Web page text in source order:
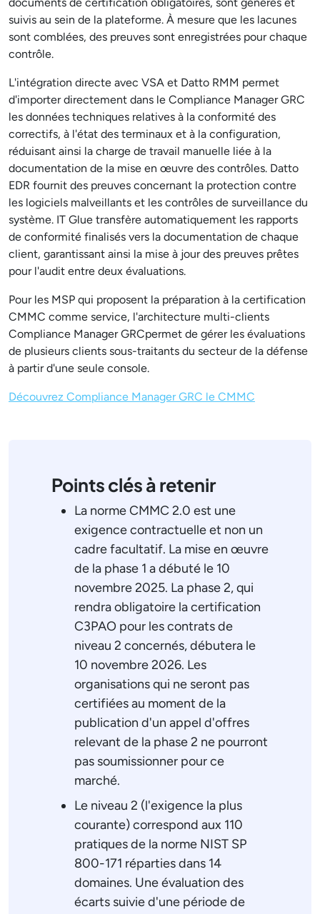
suivis au sein de la plateforme. À mesure que les lacunes
sont comblées, des preuves sont enregistrées pour chaque
contrôle.
L'intégration directe avec VSA et Datto RMM permet
d'importer directement dans le Compliance Manager GRC
les données techniques relatives à la conformité des
correctifs, à l'état des terminaux et à la configuration,
réduisant ainsi la charge de travail manuelle liée à la
documentation de la mise en œuvre des contrôles. Datto
EDR fournit des preuves concernant la protection contre
les logiciels malveillants et les contrôles de surveillance du
système. IT Glue transfère automatiquement les rapports
de conformité finalisés vers la documentation de chaque
client, garantissant ainsi la mise à jour des preuves prêtes
pour l'audit entre deux évaluations.
Pour les MSP qui proposent la préparation à la certification
CMMC comme service, l'architecture multi-clients
Compliance Manager GRCpermet de gérer les évaluations
de plusieurs clients sous-traitants du secteur de la défense
à partir d'une seule console.
Découvrez Compliance Manager GRC le CMMC
Points clés à retenir
La norme CMMC 2.0 est une
exigence contractuelle et non un
cadre facultatif. La mise en œuvre
de la phase 1 a débuté le 10
novembre 2025. La phase 2, qui
rendra obligatoire la certification
C3PAO pour les contrats de
niveau 2 concernés, débutera le
10 novembre 2026. Les
organisations qui ne seront pas
certifiées au moment de la
publication d'un appel d'offres
relevant de la phase 2 ne pourront
pas soumissionner pour ce
marché.
Le niveau 2 (l'exigence la plus
courante) correspond aux 110
pratiques de la norme NIST SP
800-171 réparties dans 14
domaines. Une évaluation des
écarts suivie d'une période de